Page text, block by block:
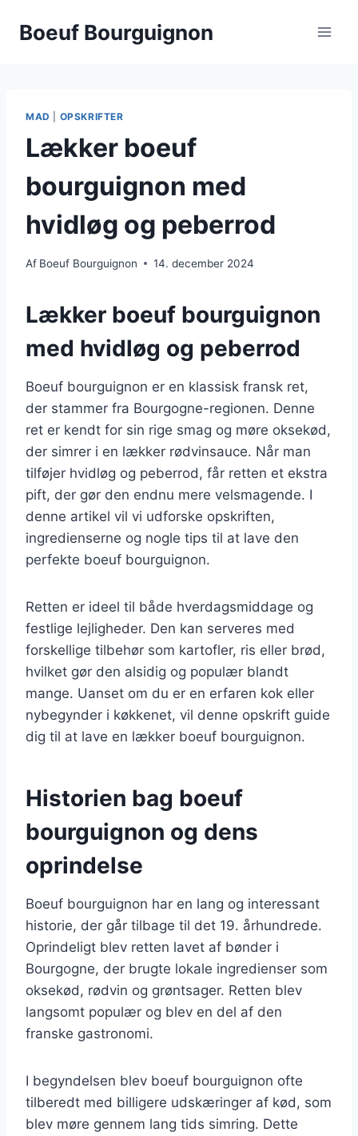
Boeuf Bourguignon
MAD OPSKRIFTER
Lækker boeuf
bourguignon med
hvidløg og peberrod
Af Boeuf Bourguignon 14. december 2024
Lækker boeuf bourguignon
med hvidløg og peberrod
Boeuf bourguignon er en klassisk fransk ret,
der stammer fra Bourgogne-regionen. Denne
ret er kendt for sin rige smag og møre oksekød,
der simrer i en lækker rødvinsauce. Når man
tilføjer hvidløg og peberrod, får retten et ekstra
pift, der gør den endnu mere velsmagende. I
denne artikel vil vi udforske opskriften,
ingredienserne og nogle tips til at lave den
perfekte boeuf bourguignon.
Retten er ideel til både hverdagsmiddage og
festlige lejligheder. Den kan serveres med
forskellige tilbehør som kartofler, ris eller brød,
hvilket gør den alsidig og populær blandt
mange. Uanset om du er en erfaren kok eller
nybegynder i køkkenet, vil denne opskrift guide
dig til at lave en lækker boeuf bourguignon.
Historien bag boeuf
bourguignon og dens
oprindelse
Boeuf bourguignon har en lang og interessant
historie, der går tilbage til det 19. århundrede.
Oprindeligt blev retten lavet af bønder i
Bourgogne, der brugte lokale ingredienser som
oksekød, rødvin og grøntsager. Retten blev
langsomt populær og blev en del af den
franske gastronomi.
I begyndelsen blev boeuf bourguignon ofte
tilberedt med billigere udskæringer af kød, som
blev møre gennem lang tids simring. Dette